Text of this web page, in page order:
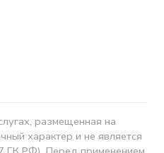
размещенная на
характер и не является